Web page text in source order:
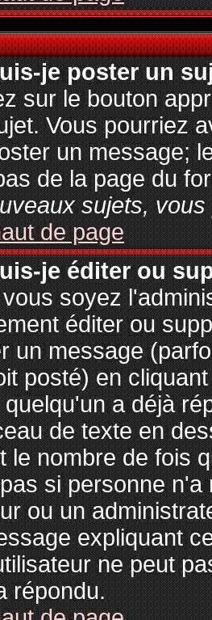
je poster un
sur le bouton
Vous pourriez
un message;
de la page du
sujets,
de page
je éditer ou
soyez
éditer ou
un message
posté) en
a déjà
de texte en
le nombre de fois
si personne
ou un
expliquant
ne peut
répondu.